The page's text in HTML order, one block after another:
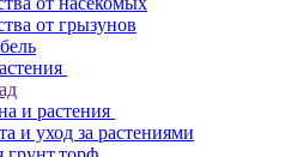
от грызунов
и растения
и уход за растениями